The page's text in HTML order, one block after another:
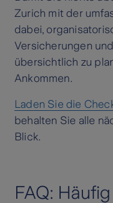
Zurich mit der
dabei,
Versicherungen
übersichtlich zu
Ankommen.
Laden Sie die
behalten Sie alle
Blick.
FAQ: